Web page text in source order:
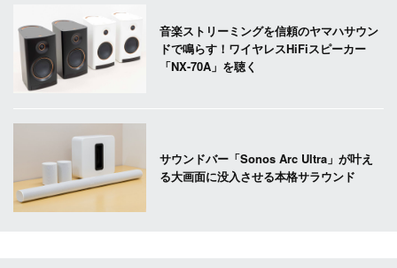
音楽ストリーミングを信頼のヤマハサウン
ドで鳴らす！ワイヤレスHiFiスピーカー
「NX-70A」を聴く
サウンドバー「Sonos Arc Ultra」が叶え
る大画面に没入させる本格サラウンド